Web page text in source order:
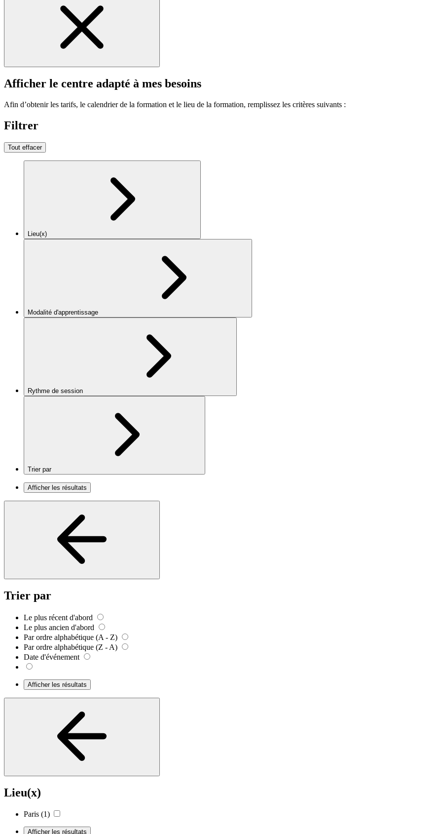
Afficher le centre adapté à mes besoins
Afin d’obtenir les tarifs, le calendrier de la formation et le lieu de la formation, remplissez les critères suivants :
Filtrer
Tout effacer
Lieu(x)
Modalité d'apprentissage
Rythme de session
Trier par
Afficher les résultats
Trier par
Le plus récent d'abord
Le plus ancien d'abord
Par ordre alphabétique (A - Z)
Par ordre alphabétique (Z - A)
Date d'événement
Afficher les résultats
Lieu(x)
Paris (1)
Afficher les résultats